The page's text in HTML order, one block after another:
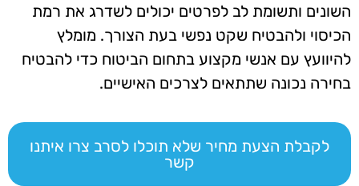
השונים ותשומת לב לפרטים יכולים לשדרג את רמת
הכיסוי ולהבטיח שקט נפשי בעת הצורך. מומלץ
להיוועץ עם אנשי מקצוע בתחום הביטוח כדי להבטיח
בחירה נכונה שתתאים לצרכים האישיים.
לקבלת הצעת מחיר שלא תוכלו לסרב צרו איתנו
קשר